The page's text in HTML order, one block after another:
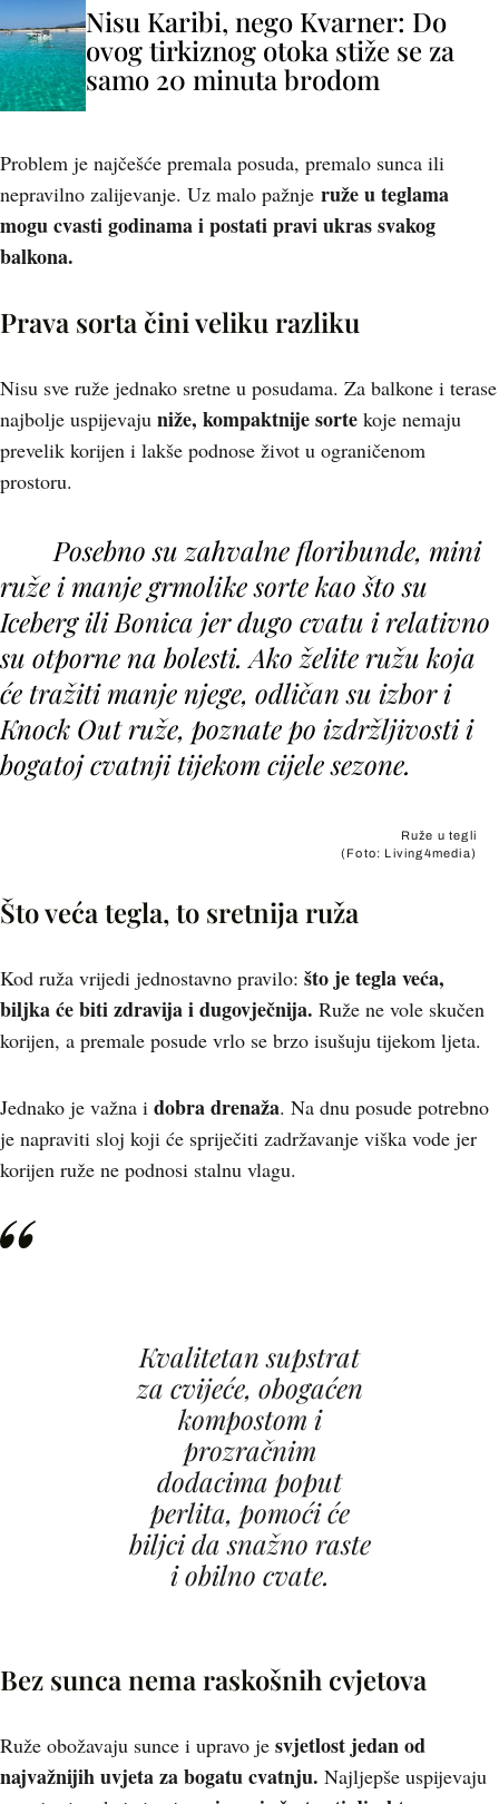
Nisu Karibi, nego Kvarner: Do
ovog tirkiznog otoka stiže se za
samo 20 minuta brodom
Problem je najčešće premala posuda, premalo sunca ili
nepravilno zalijevanje. Uz malo pažnje ruže u teglama
mogu cvasti godinama i postati pravi ukras svakog
balkona.
Prava sorta čini veliku razliku
Nisu sve ruže jednako sretne u posudama. Za balkone i terase
najbolje uspijevaju niže, kompaktnije sorte koje nemaju
prevelik korijen i lakše podnose život u ograničenom
prostoru.
Posebno su zahvalne floribunde, mini
ruže i manje grmolike sorte kao što su
Iceberg ili Bonica jer dugo cvatu i relativno
su otporne na bolesti. Ako želite ružu koja
će tražiti manje njege, odličan su izbor i
Knock Out ruže, poznate po izdržljivosti i
bogatoj cvatnji tijekom cijele sezone.
Ruže u tegli
(Foto: Living4media)
Što veća tegla, to sretnija ruža
Kod ruža vrijedi jednostavno pravilo: što je tegla veća,
biljka će biti zdravija i dugovječnija. Ruže ne vole skučen
korijen, a premale posude vrlo se brzo isušuju tijekom ljeta.
Jednako je važna i dobra drenaža. Na dnu posude potrebno
je napraviti sloj koji će spriječiti zadržavanje viška vode jer
korijen ruže ne podnosi stalnu vlagu.
Kvalitetan supstrat
za cvijeće, obogaćen
kompostom i
prozračnim
dodacima poput
perlita, pomoći će
biljci da snažno raste
i obilno cvate.
Bez sunca nema raskošnih cvjetova
Ruže obožavaju sunce i upravo je svjetlost jedan od
najvažnijih uvjeta za bogatu cvatnju. Najljepše uspijevaju